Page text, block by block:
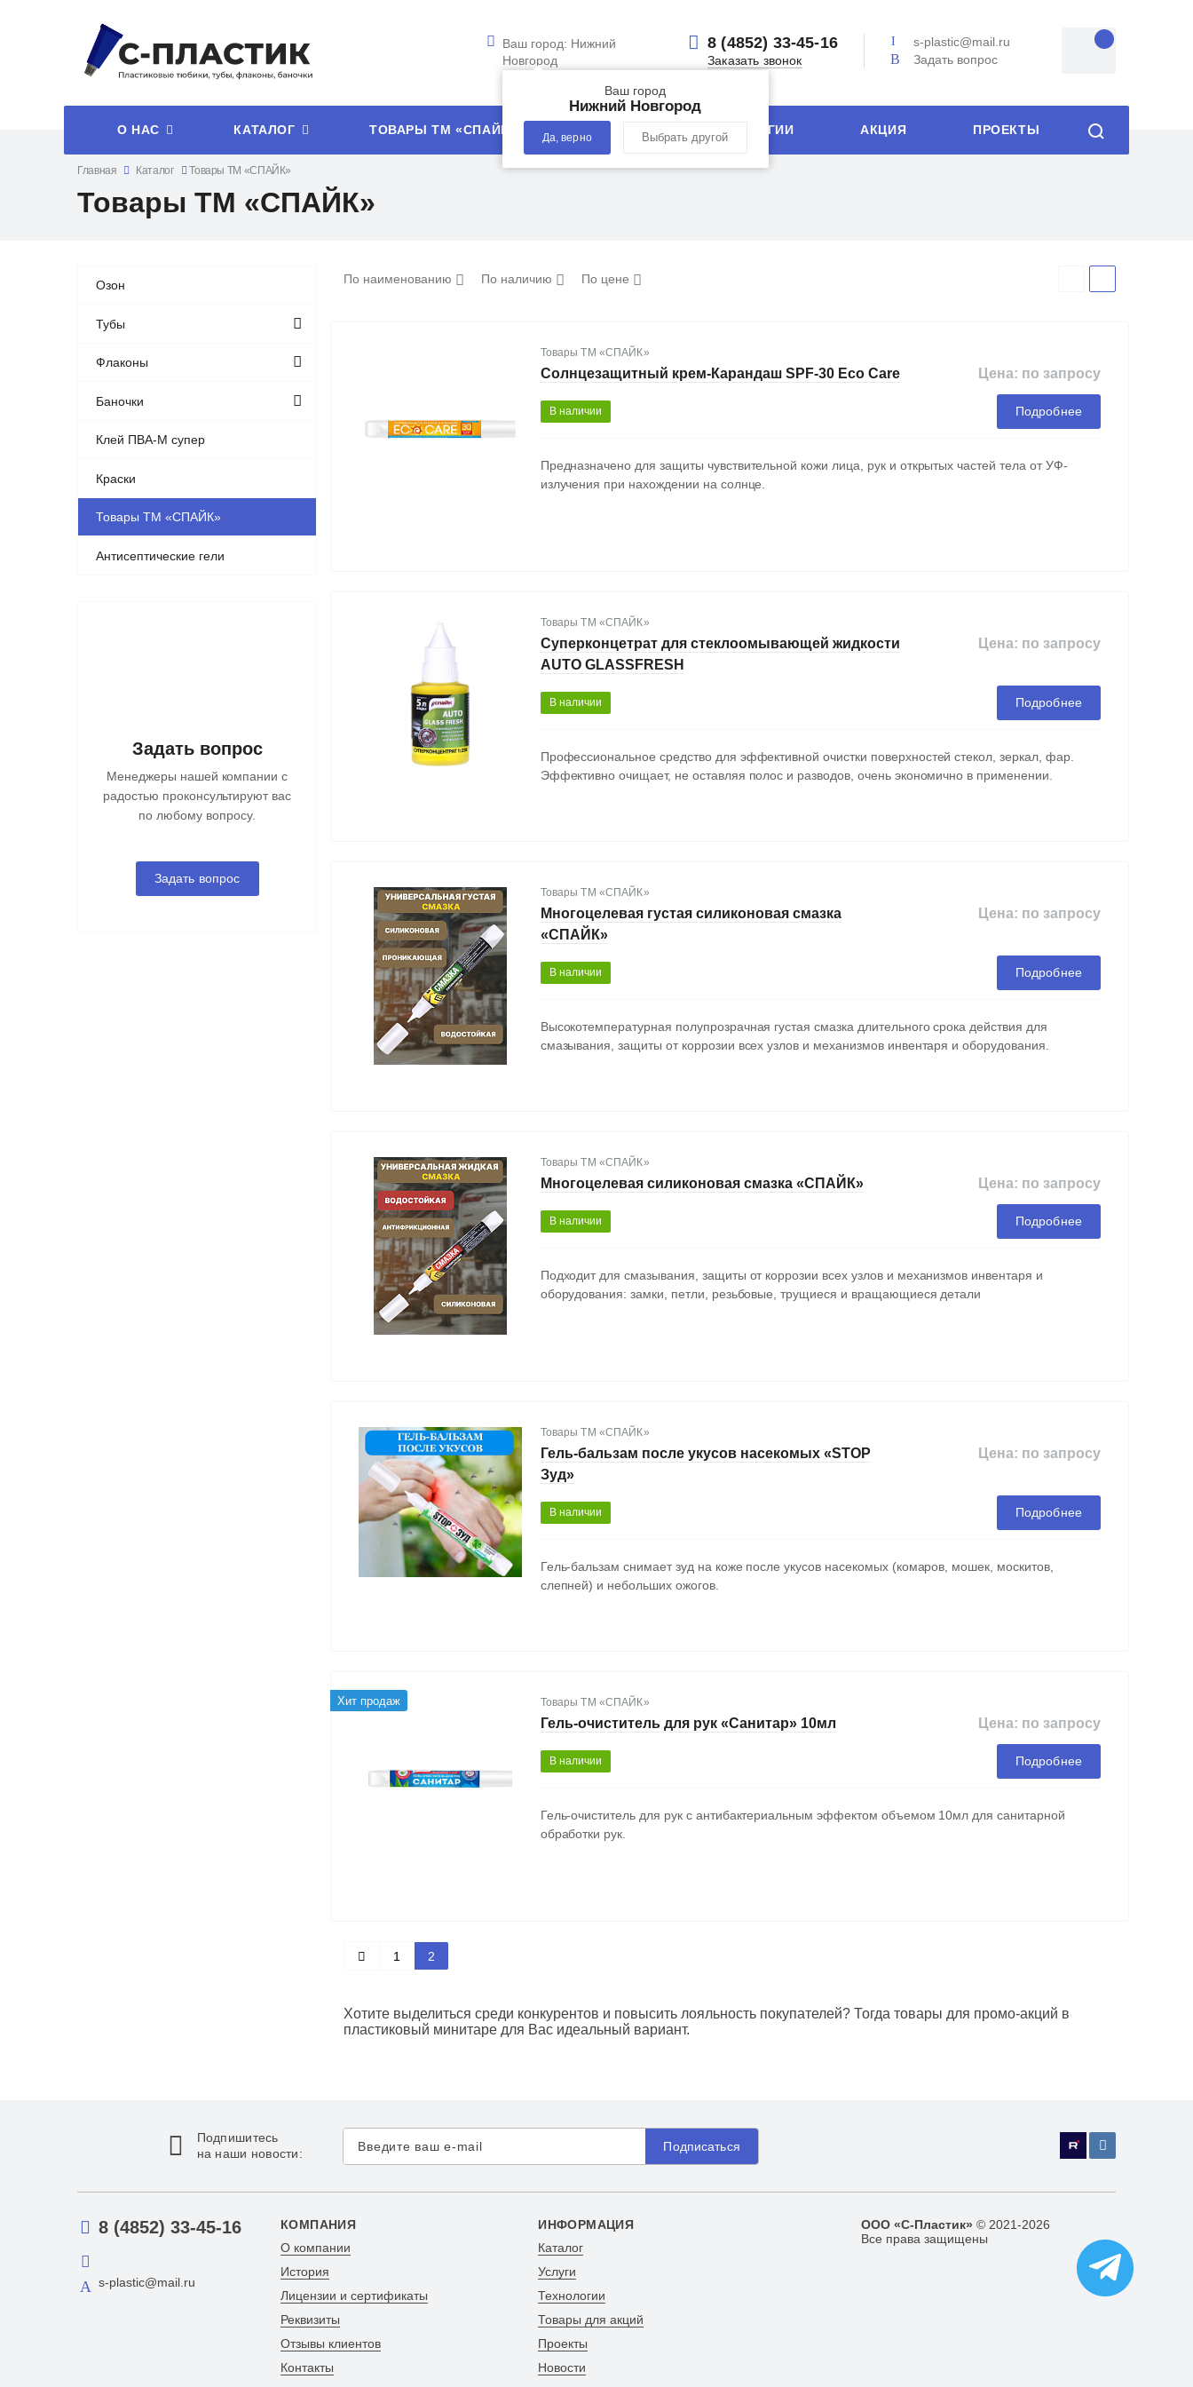
Ваш город: Нижний
Новгород
Ваш город
Нижний Новгород
Да, верно Выбрать другой
8 (4852) 33-45-16
Заказать звонок
s-plastic@mail.ru
Задать вопрос
О НАС КАТАЛОГ ТОВАРЫ ТМ «СПАЙК» ТЕХНОЛОГИИ АКЦИЯ ПРОЕКТЫ
Главная Каталог Товары ТМ «СПАЙК»
Товары ТМ «СПАЙК»
Озон
Тубы
Флаконы
Баночки
Клей ПВА-М супер
Краски
Товары ТМ «СПАЙК»
Антисептические гели
Задать вопрос
Менеджеры нашей компании с
радостью проконсультируют вас
по любому вопросу.
Задать вопрос
По наименованию По наличию По цене
Товары ТМ «СПАЙК»
Солнцезащитный крем-Карандаш SPF-30 Eco Care Цена: по запросу
В наличии Подробнее
Предназначено для защиты чувствительной кожи лица, рук и открытых частей тела от УФ-
излучения при нахождении на солнце.
Товары ТМ «СПАЙК»
Суперконцетрат для стеклоомывающей жидкости
AUTO GLASSFRESH
Цена: по запросу
В наличии Подробнее
Профессиональное средство для эффективной очистки поверхностей стекол, зеркал, фар.
Эффективно очищает, не оставляя полос и разводов, очень экономично в применении.
Товары ТМ «СПАЙК»
Многоцелевая густая силиконовая смазка
«СПАЙК»
Цена: по запросу
В наличии Подробнее
Высокотемпературная полупрозрачная густая смазка длительного срока действия для
смазывания, защиты от коррозии всех узлов и механизмов инвентаря и оборудования.
Товары ТМ «СПАЙК»
Многоцелевая силиконовая смазка «СПАЙК» Цена: по запросу
В наличии Подробнее
Подходит для смазывания, защиты от коррозии всех узлов и механизмов инвентаря и
оборудования: замки, петли, резьбовые, трущиеся и вращающиеся детали
Товары ТМ «СПАЙК»
Гель-бальзам после укусов насекомых «STOP
Зуд»
Цена: по запросу
В наличии Подробнее
Гель-бальзам снимает зуд на коже после укусов насекомых (комаров, мошек, москитов,
слепней) и небольших ожогов.
Хит продаж Товары ТМ «СПАЙК»
Гель-очиститель для рук «Санитар» 10мл Цена: по запросу
В наличии Подробнее
Гель-очиститель для рук с антибактериальным эффектом объемом 10мл для санитарной
обработки рук.
1 2
Хотите выделиться среди конкурентов и повысить лояльность покупателей? Тогда товары для промо-акций в
пластиковый минитаре для Вас идеальный вариант.
Подпишитесь
на наши новости:
Подписаться
8 (4852) 33-45-16
s-plastic@mail.ru
КОМПАНИЯ
О компании
История
Лицензии и сертификаты
Реквизиты
Отзывы клиентов
Контакты
ИНФОРМАЦИЯ
Каталог
Услуги
Технологии
Товары для акций
Проекты
Новости
ООО «С-Пластик» © 2021-2026
Все права защищены